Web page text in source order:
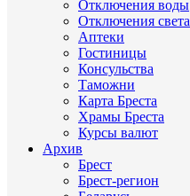
Отключения воды
Отключения света
Аптеки
Гостиницы
Консульства
Таможни
Карта Бреста
Храмы Бреста
Курсы валют
Архив
Брест
Брест-регион